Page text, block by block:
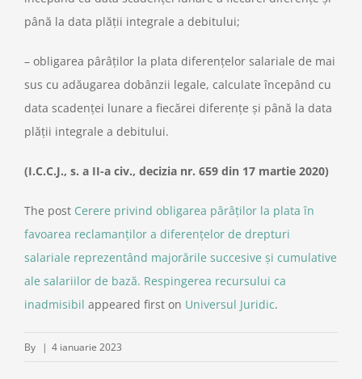
până la data plăţii integrale a debitului;
– obligarea pârâţilor la plata diferenţelor salariale de mai
sus cu adăugarea dobânzii legale, calculate începând cu
data scadenţei lunare a fiecărei diferenţe şi până la data
plăţii integrale a debitului.
(I.C.C.J., s. a II-a civ., decizia nr. 659 din 17 martie 2020)
The post Cerere privind obligarea pârâţilor la plata în
favoarea reclamanţilor a diferenţelor de drepturi
salariale reprezentând majorările succesive şi cumulative
ale salariilor de bază. Respingerea recursului ca
inadmisibil appeared first on Universul Juridic.
By | 4 ianuarie 2023